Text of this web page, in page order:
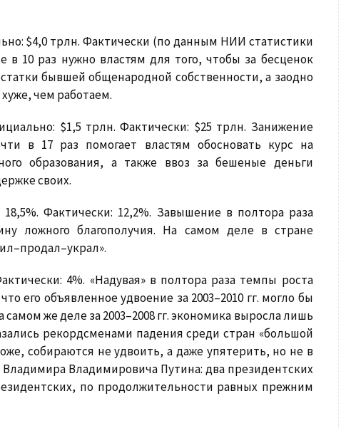
$4,0 трлн. Фактически (по данным НИИ статистики
в 10 раз нужно властям для того, чтобы за бесценок
бывшей общенародной собственности, а заодно
чем работаем.
$1,5 трлн. Фактически: $25 трлн. Занижение
в 17 раз помогает властям обосновать курс на
образования, а также ввоз за бешеные деньги
своих.
Фактически: 12,2%. Завышение в полтора раза
ложного благополучия. На самом деле в стране
4%. «Надувая» в пол­тора раза темпы роста
его объявленное удвоение за 2003–2010 гг. могло бы
же деле за 2003–2008 гг. экономика выросла лишь
рекордсменами падения среди стран «большой
собираются не удвоить, а даже упятерить, но не в
Владимировича Путина: два президентских
по продолжительности равных прежним